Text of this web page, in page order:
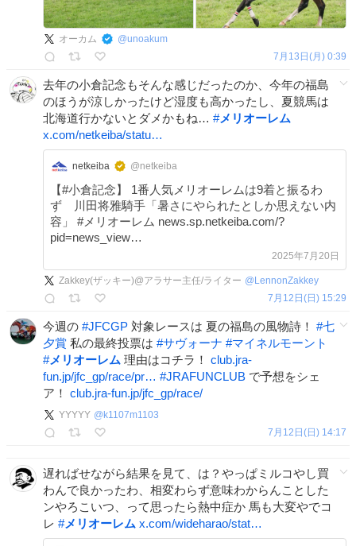
オーカム @unoakum
7月13日(月) 0:39
去年の小倉記念もそんな感じだったのか、今年の福島
のほうが涼しかったけど湿度も高かったし、夏競馬は
北海道行かないとダメかもね… #メリオーレム
x.com/netkeiba/statu…
netkeiba @netkeiba
【#小倉記念】 1番人気メリオーレムは9着と振るわ
ず 川田将雅騎手「暑さにやられたとしか思えない内
容」 #メリオーレム news.sp.netkeiba.com/?
pid=news_view…
2025年7月20日
Zakkey(ザッキー)@アラサー主任/ライター @ LennonZakkey
7月12日(日) 15:29
今週の #JFCGP 対象レースは 夏の福島の風物詩！ #七
夕賞 私の最終投票は #サヴォーナ #マイネルモーント
#メリオーレム 理由はコチラ！ club.jra-
fun.jp/jfc_gp/race/pr… #JRAFUNCLUB で予想をシェ
ア！ club.jra-fun.jp/jfc_gp/race/
YYYYY @ k1107m1103
7月12日(日) 14:17
遅ればせながら結果を見て、は？やっぱミルコやし買
わんで良かったわ、相変わらず意味わからんことした
ンやろこいつ、って思ったら熱中症か 馬も大変やでコ
レ #メリオーレム x.com/wideharao/stat…